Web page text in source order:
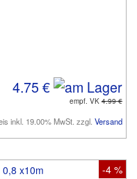
4.75 €
empf. VK 4.99 €
inkl. 19.00% MwSt. zzgl. Versand
-4 %